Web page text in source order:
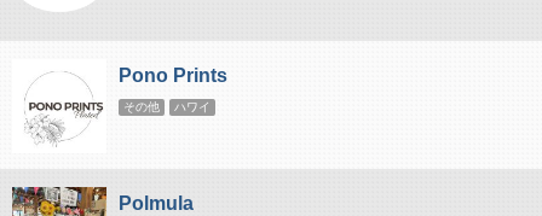
Pono Prints
その他 ハワイ
Polmula